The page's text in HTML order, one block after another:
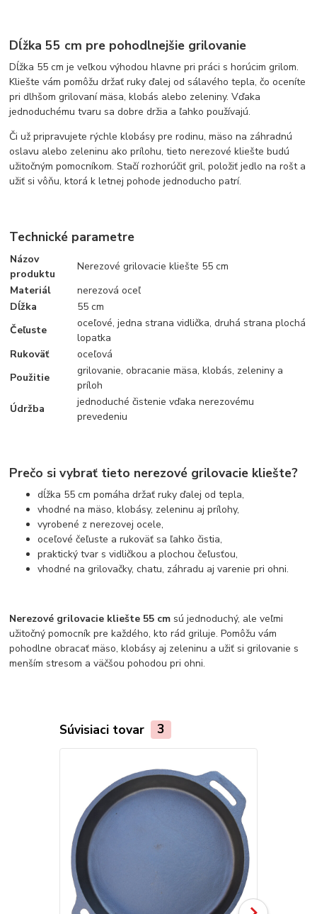
Dĺžka 55 cm pre pohodlnejšie grilovanie
Dĺžka 55 cm je veľkou výhodou hlavne pri práci s horúcim grilom.
Kliešte vám pomôžu držať ruky ďalej od sálavého tepla, čo oceníte
pri dlhšom grilovaní mäsa, klobás alebo zeleniny. Vďaka
jednoduchému tvaru sa dobre držia a ľahko používajú.
Či už pripravujete rýchle klobásy pre rodinu, mäso na záhradnú
oslavu alebo zeleninu ako prílohu, tieto nerezové kliešte budú
užitočným pomocníkom. Stačí rozhorúčiť gril, položiť jedlo na rošt a
užiť si vôňu, ktorá k letnej pohode jednoducho patrí.
Technické parametre
Názov
produktu
Nerezové grilovacie kliešte 55 cm
Materiál
nerezová oceľ
Dĺžka
55 cm
Čeľuste
oceľové, jedna strana vidlička, druhá strana plochá
lopatka
Rukoväť
oceľová
Použitie
grilovanie, obracanie mäsa, klobás, zeleniny a
príloh
Údržba
jednoduché čistenie vďaka nerezovému
prevedeniu
Prečo si vybrať tieto nerezové grilovacie kliešte?
dĺžka 55 cm pomáha držať ruky ďalej od tepla,
vhodné na mäso, klobásy, zeleninu aj prílohy,
vyrobené z nerezovej ocele,
oceľové čeľuste a rukoväť sa ľahko čistia,
praktický tvar s vidličkou a plochou čeľusťou,
vhodné na grilovačky, chatu, záhradu aj varenie pri ohni.
Nerezové grilovacie kliešte 55 cm sú jednoduchý, ale veľmi
užitočný pomocník pre každého, kto rád griluje. Pomôžu vám
pohodlne obracať mäso, klobásy aj zeleninu a užiť si grilovanie s
menším stresom a väčšou pohodou pri ohni.
Súvisiaci tovar 3